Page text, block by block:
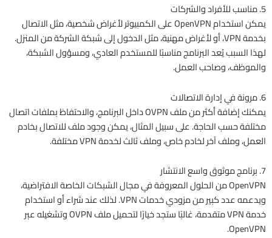
5. مناسب للأفراد والشركات
يمكن استخدام OpenVPN على الكمبيوتر لأغراض شخصية، مثل الاتصال
بخدمة VPN، أو لأغراض مهنية، مثل الدخول إلى شبكة الشركة من المنزل.
لهذا السبب يُعد البرنامج مناسبًا للمستخدم العادي، ومسؤول الشبكة،
والموظف، وصاحب العمل.
6. مرونة في إدارة الاتصالات
يمكنك إضافة أكثر من ملف OVPN داخل البرنامج، والاحتفاظ بملفات اتصال
مختلفة حسب الحاجة. على سبيل المثال، يمكن وجود ملف للاتصال بخادم
العمل، وملف آخر لخادم خاص، وملف ثالث لخدمة VPN مختلفة.
7. برنامج موثوق واسع الانتشار
OpenVPN من الحلول المعروفة في مجال الشبكات الخاصة الافتراضية،
ويدعمه عدد كبير من مزودي خدمات VPN. لذلك عند شراء أو استخدام
خدمة VPN متقدمة، غالبًا ستجد خيارًا لتحميل ملف OVPN وتشغيله عبر
OpenVPN.